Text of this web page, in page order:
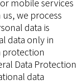
we process
data is
data only in
protection
Data Protection
data